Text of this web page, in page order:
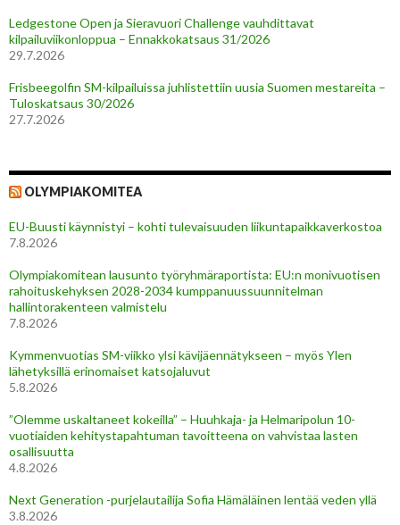
Ledgestone Open ja Sieravuori Challenge vauhdittavat
kilpailuviikonloppua – Ennakkokatsaus 31/2026
29.7.2026
Frisbeegolfin SM-kilpailuissa juhlistettiin uusia Suomen mestareita –
Tuloskatsaus 30/2026
27.7.2026
OLYMPIAKOMITEA
EU-Buusti käynnistyi – kohti tulevaisuuden liikuntapaikkaverkostoa
7.8.2026
Olympiakomitean lausunto työryhmäraportista: EU:n monivuotisen
rahoituskehyksen 2028-2034 kumppanuussuunnitelman
hallintorakenteen valmistelu
7.8.2026
Kymmenvuotias SM-viikko ylsi kävijäennätykseen – myös Ylen
lähetyksillä erinomaiset katsojaluvut
5.8.2026
”Olemme uskaltaneet kokeilla” – Huuhkaja- ja Helmaripolun 10-
vuotiaiden kehitystapahtuman tavoitteena on vahvistaa lasten
osallisuutta
4.8.2026
Next Generation -purjelautailija Sofia Hämäläinen lentää veden yllä
3.8.2026